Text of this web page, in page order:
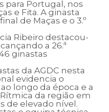
para Portugal, nos
e Fita. A ginasta
de Maças e o 3.º
Ribeiro destacou-
a 26.ª
ginastas
da AGDC nesta
evidencia o
longo da época e a
da região em
de elevado nível.